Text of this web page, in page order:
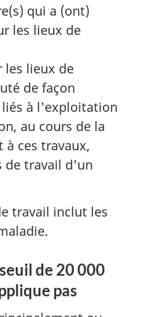
qui a (ont)
les lieux de
les lieux de
de façon
à l'exploitation
au cours de la
à ces travaux,
de travail d'un
travail inclut les
de 20 000
pas